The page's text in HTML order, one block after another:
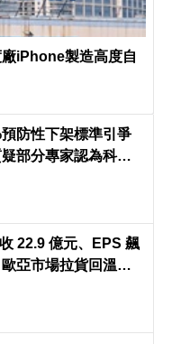
iPhone製造高度自
防性下架標準引爭
部分專家認為科學
22.9 億元、EPS 飆
亞市場拉貨回溫助